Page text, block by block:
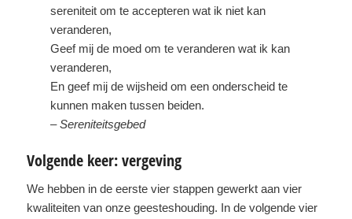
sereniteit om te accepteren wat ik niet kan
veranderen,
Geef mij de moed om te veranderen wat ik kan
veranderen,
En geef mij de wijsheid om een onderscheid te
kunnen maken tussen beiden.
– Sereniteitsgebed
Volgende keer: vergeving
We hebben in de eerste vier stappen gewerkt aan vier
kwaliteiten van onze geesteshouding. In de volgende vier